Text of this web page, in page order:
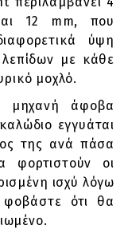
12 mm, που
ύψη
με κάθε
μοχλό.
μηχανή άφοβα
εγγυάται
της ανά πάσα
φορτιστούν οι
ισχύ λόγω
ότι θα